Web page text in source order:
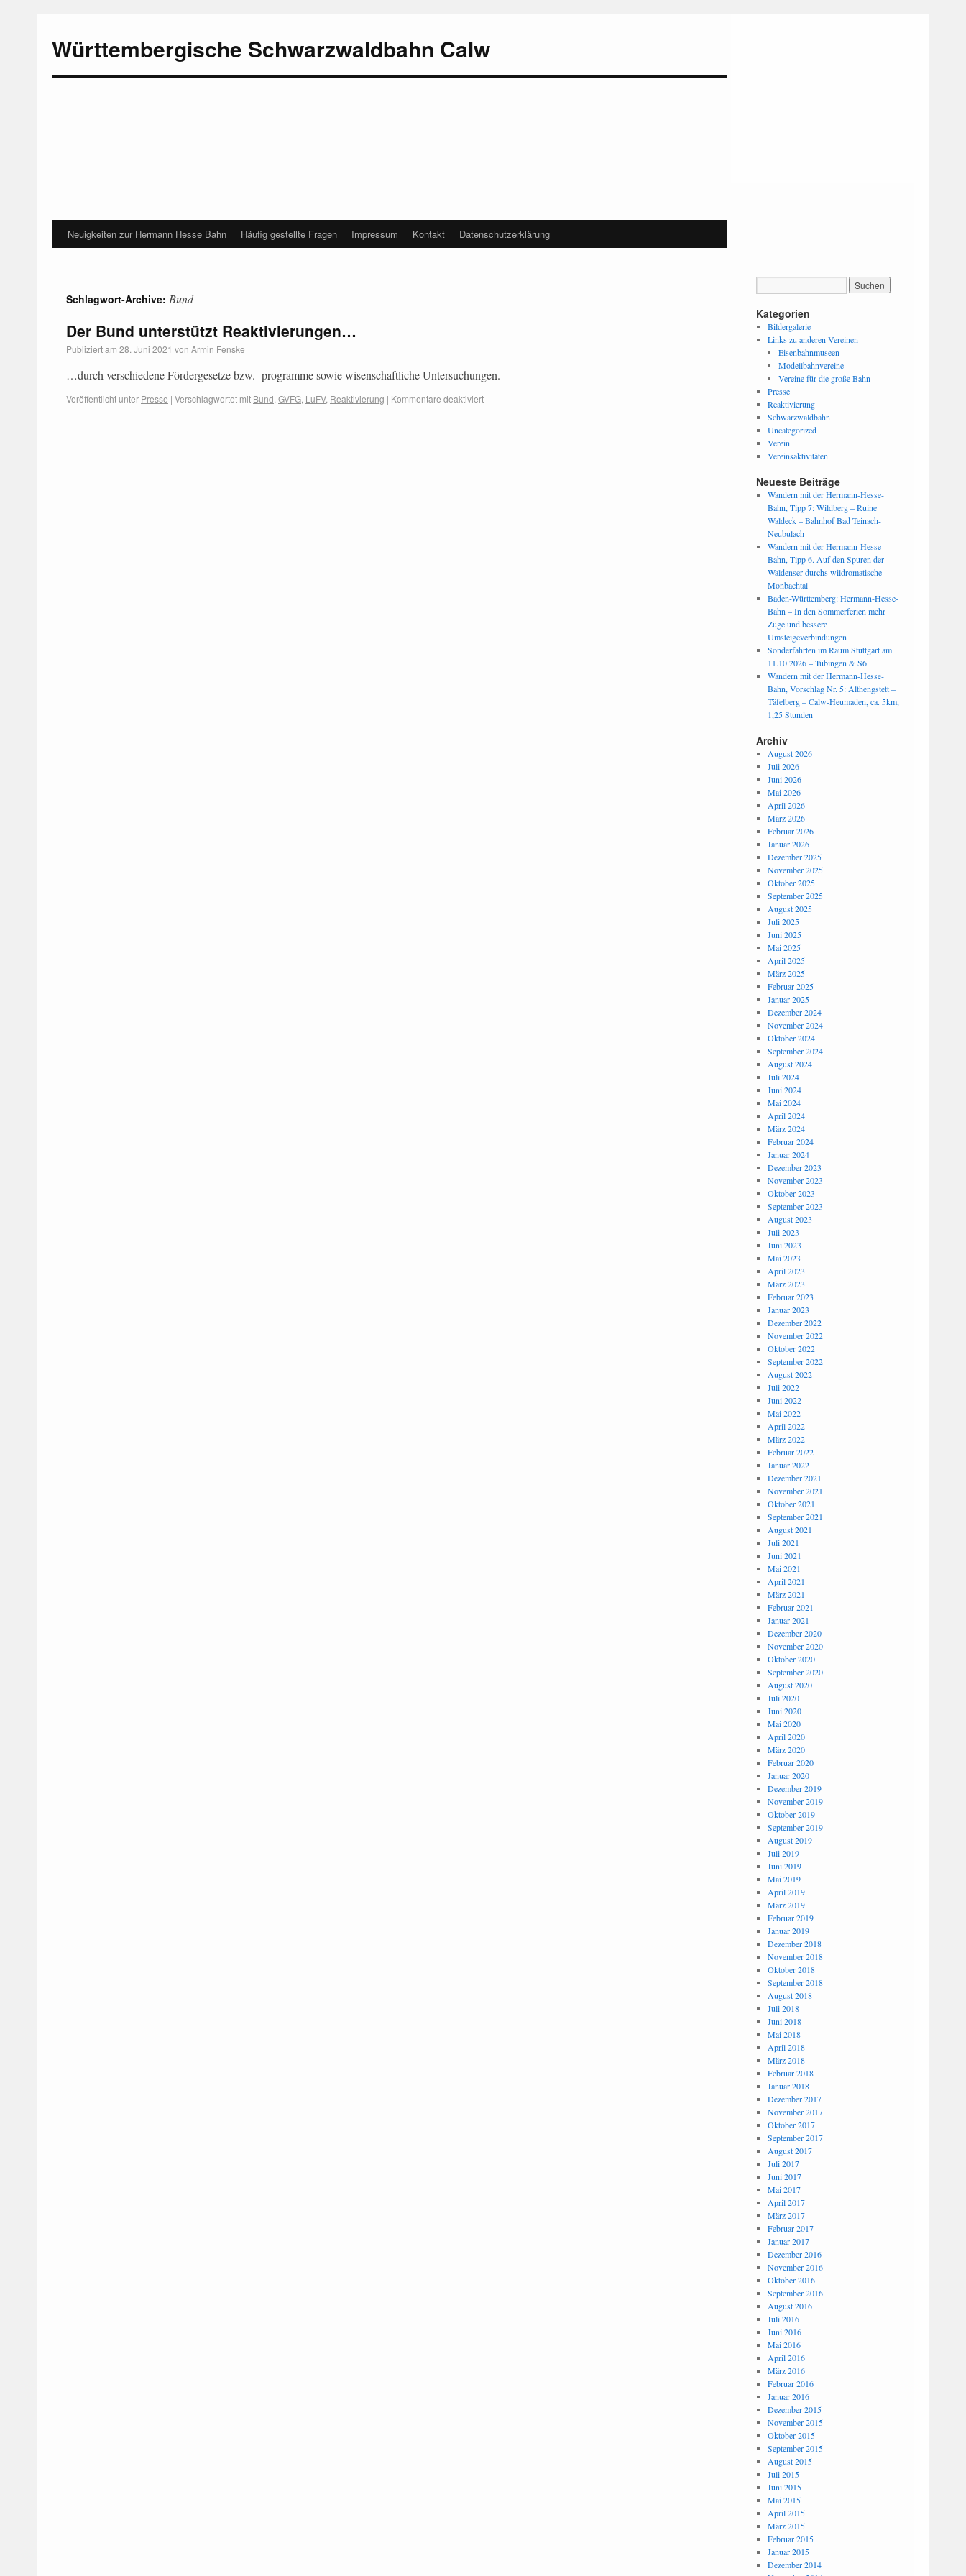
Württembergische Schwarzwaldbahn Calw
Neuigkeiten zur Hermann Hesse Bahn Häufig gestellte Fragen Impressum Kontakt Datenschutzerklärung
Schlagwort-Archive: Bund
Der Bund unterstützt Reaktivierungen…
Publiziert am 28. Juni 2021 von Armin Fenske
…durch verschiedene Fördergesetze bzw. -programme sowie wisenschaftliche Untersuchungen.
Veröffentlicht unter Presse | Verschlagwortet mit Bund, GVFG, LuFV, Reaktivierung | Kommentare deaktiviert
Kategorien
Bildergalerie
Links zu anderen Vereinen
Eisenbahnmuseen
Modellbahnvereine
Vereine für die große Bahn
Presse
Reaktivierung
Schwarzwaldbahn
Uncategorized
Verein
Vereinsaktivitäten
Neueste Beiträge
Wandern mit der Hermann-Hesse-
Bahn, Tipp 7: Wildberg – Ruine
Waldeck – Bahnhof Bad Teinach-
Neubulach
Wandern mit der Hermann-Hesse-
Bahn, Tipp 6. Auf den Spuren der
Waldenser durchs wildromatische
Monbachtal
Baden-Württemberg: Hermann-Hesse-
Bahn – In den Sommerferien mehr
Züge und bessere
Umsteigeverbindungen
Sonderfahrten im Raum Stuttgart am
11.10.2026 – Tübingen & S6
Wandern mit der Hermann-Hesse-
Bahn, Vorschlag Nr. 5: Althengstett –
Täfelberg – Calw-Heumaden, ca. 5km,
1,25 Stunden
Archiv
August 2026
Juli 2026
Juni 2026
Mai 2026
April 2026
März 2026
Februar 2026
Januar 2026
Dezember 2025
November 2025
Oktober 2025
September 2025
August 2025
Juli 2025
Juni 2025
Mai 2025
April 2025
März 2025
Februar 2025
Januar 2025
Dezember 2024
November 2024
Oktober 2024
September 2024
August 2024
Juli 2024
Juni 2024
Mai 2024
April 2024
März 2024
Februar 2024
Januar 2024
Dezember 2023
November 2023
Oktober 2023
September 2023
August 2023
Juli 2023
Juni 2023
Mai 2023
April 2023
März 2023
Februar 2023
Januar 2023
Dezember 2022
November 2022
Oktober 2022
September 2022
August 2022
Juli 2022
Juni 2022
Mai 2022
April 2022
März 2022
Februar 2022
Januar 2022
Dezember 2021
November 2021
Oktober 2021
September 2021
August 2021
Juli 2021
Juni 2021
Mai 2021
April 2021
März 2021
Februar 2021
Januar 2021
Dezember 2020
November 2020
Oktober 2020
September 2020
August 2020
Juli 2020
Juni 2020
Mai 2020
April 2020
März 2020
Februar 2020
Januar 2020
Dezember 2019
November 2019
Oktober 2019
September 2019
August 2019
Juli 2019
Juni 2019
Mai 2019
April 2019
März 2019
Februar 2019
Januar 2019
Dezember 2018
November 2018
Oktober 2018
September 2018
August 2018
Juli 2018
Juni 2018
Mai 2018
April 2018
März 2018
Februar 2018
Januar 2018
Dezember 2017
November 2017
Oktober 2017
September 2017
August 2017
Juli 2017
Juni 2017
Mai 2017
April 2017
März 2017
Februar 2017
Januar 2017
Dezember 2016
November 2016
Oktober 2016
September 2016
August 2016
Juli 2016
Juni 2016
Mai 2016
April 2016
März 2016
Februar 2016
Januar 2016
Dezember 2015
November 2015
Oktober 2015
September 2015
August 2015
Juli 2015
Juni 2015
Mai 2015
April 2015
März 2015
Februar 2015
Januar 2015
Dezember 2014